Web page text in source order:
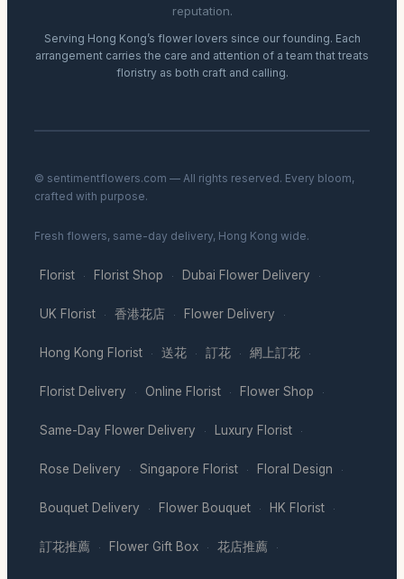
reputation.
Serving Hong Kong’s flower lovers since our founding. Each
arrangement carries the care and attention of a team that treats
floristry as both craft and calling.
© sentimentflowers.com — All rights reserved. Every bloom,
crafted with purpose.
Fresh flowers, same-day delivery, Hong Kong wide.
Florist · Florist Shop · Dubai Flower Delivery ·
UK Florist · 香港花店 · Flower Delivery ·
Hong Kong Florist · 送花 · 訂花 · 網上訂花 ·
Florist Delivery · Online Florist · Flower Shop ·
Same-Day Flower Delivery · Luxury Florist ·
Rose Delivery · Singapore Florist · Floral Design ·
Bouquet Delivery · Flower Bouquet · HK Florist ·
訂花推薦 · Flower Gift Box · 花店推薦 ·